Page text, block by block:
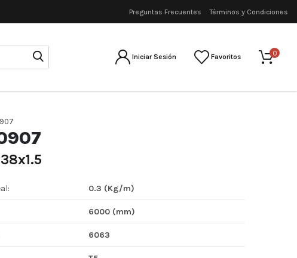
Preguntas Frecuentes Términos y Condiciones
Iniciar Sesión Favoritos 0
0.3 (Kg/m)
6000 (mm)
6063